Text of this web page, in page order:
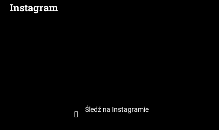
Instagram
Śledź na Instagramie